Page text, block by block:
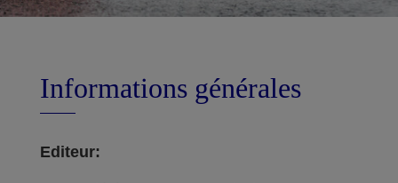
Informations générales
Editeur: